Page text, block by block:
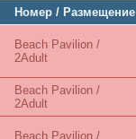
Номер / Размещение
Beach Pavilion /
2Adult
Beach Pavilion /
2Adult
Beach Pavilion /